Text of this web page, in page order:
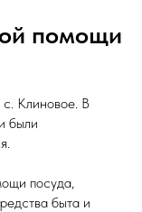
помощи
Клиновое. В
были
посуда,
быта и